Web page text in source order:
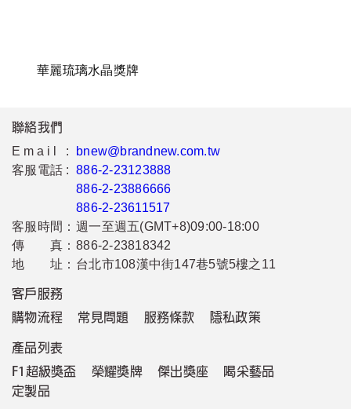
華麗琉璃水晶獎牌
聯絡我們
Email :
bnew@brandnew.com.tw
客服電話 : 886-2-23123888
886-2-23886666
886-2-23611517
客服時間： 週一至週五(GMT+8)09:00-18:00
傳 真： 886-2-23818342
地 址： 台北市108漢中街147巷5號5樓之11
客戶服務
購物流程
常見問題 服務條款 隱私政策
產品列表
F1超級獎盃
榮耀獎牌 傑出獎座
喝采藝品
定製品